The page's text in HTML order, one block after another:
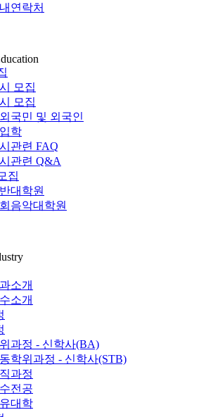
연락처
모집
모집
국민 및 외국인
학
관련 FAQ
관련 Q&A
집
대학원
음악대학원
소개
소개
과정 - 신학사(BA)
학위과정 - 신학사(STB)
과정
전공
대학